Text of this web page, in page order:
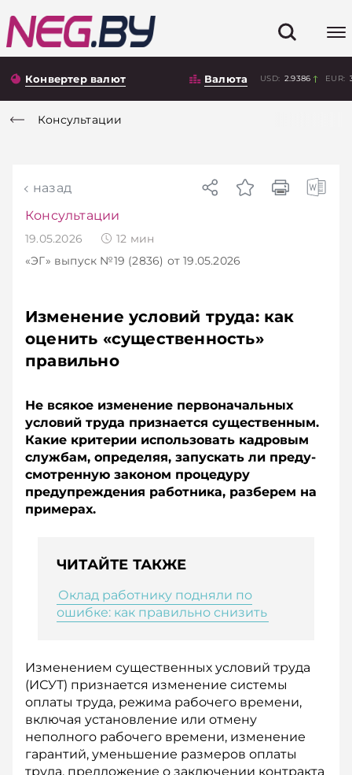
Конвертер валют Валюта USD: 2.9386 EUR:
Консультации
назад
Консультации
19.05.2026 12 мин
«ЭГ» выпуск №19 (2836) от 19.05.2026
Изменение условий труда: как
оценить «существенность»
правильно
Не всякое изменение первоначальных
условий труда признается существенным.
Какие критерии использовать кадровым
службам, определяя, запускать ли преду­
смотренную законом процедуру
предупреждения работника, разберем на
примерах.
ЧИТАЙТЕ ТАКЖЕ
Оклад работнику подняли по
ошибке: как правильно снизить
Изменением существенных условий труда
(ИСУТ) признается изменение системы
оплаты труда, режима рабочего времени,
включая установление или отмену
неполного рабочего времени, изменение
гарантий, уменьшение размеров оплаты
труда, предложение о заключении контракта